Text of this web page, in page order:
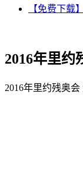
【免费下载
2016年里约
2016年里约残奥会